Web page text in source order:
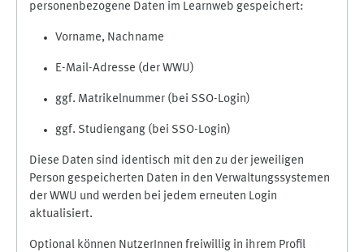
personenbezogene Daten im Learnweb gespeichert:
Vorname, Nachname
E-Mail-Adresse (der WWU)
ggf. Matrikelnummer (bei SSO-Login)
ggf. Studiengang (bei SSO-Login)
Diese Daten sind identisch mit den zu der jeweiligen
Person gespeicherten Daten in den Verwaltungssystemen
der WWU und werden bei jedem erneuten Login
aktualisiert.
Optional können NutzerInnen freiwillig in ihrem Profil